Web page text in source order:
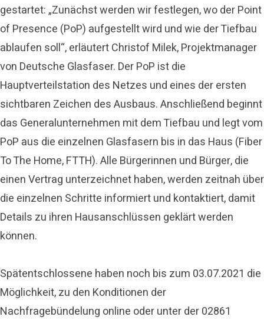
gestartet: „Zunächst werden wir festlegen, wo der Point
of Presence (PoP) aufgestellt wird und wie der Tiefbau
ablaufen soll“, erläutert Christof Milek, Projektmanager
von Deutsche Glasfaser. Der PoP ist die
Hauptverteilstation des Netzes und eines der ersten
sichtbaren Zeichen des Ausbaus. Anschließend beginnt
das Generalunternehmen mit dem Tiefbau und legt vom
PoP aus die einzelnen Glasfasern bis in das Haus (Fiber
To The Home, FTTH). Alle Bürgerinnen und Bürger, die
einen Vertrag unterzeichnet haben, werden zeitnah über
die einzelnen Schritte informiert und kontaktiert, damit
Details zu ihren Hausanschlüssen geklärt werden
können.
Spätentschlossene haben noch bis zum 03.07.2021 die
Möglichkeit, zu den Konditionen der
Nachfragebündelung online oder unter der 02861